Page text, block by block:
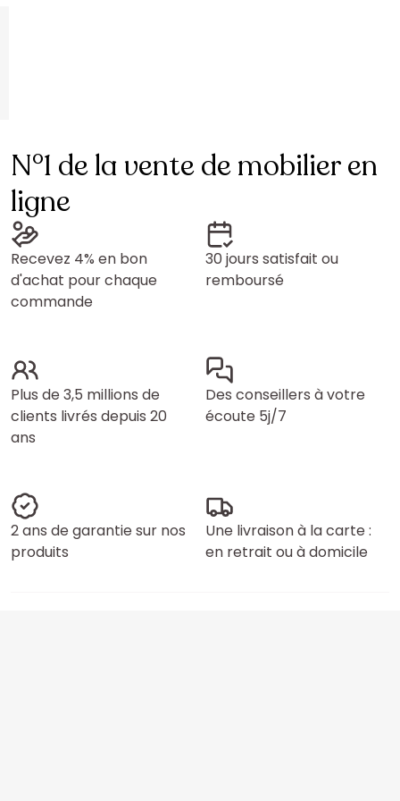
N°1 de la vente de mobilier en
ligne
Recevez 4% en bon
d'achat pour chaque
commande
30 jours satisfait ou
remboursé
Plus de 3,5 millions de
clients livrés depuis 20
ans
Des conseillers à votre
écoute 5j/7
2 ans de garantie sur nos
produits
Une livraison à la carte :
en retrait ou à domicile